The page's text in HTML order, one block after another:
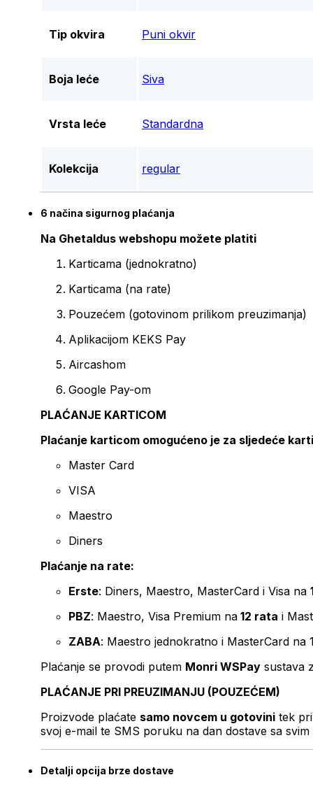
Tip okvira Puni okvir
Boja leće Siva
Vrsta leće Standardna
Kolekcija regular
6 načina sigurnog plaćanja
Na Ghetaldus webshopu možete platiti
Karticama (jednokratno)
Karticama (na rate)
Pouzećem (gotovinom prilikom preuzimanja)
Aplikacijom KEKS Pay
Aircashom
Google Pay-om
PLAĆANJE KARTICOM
Plaćanje karticom omogućeno je za sljedeće
Master Card
VISA
Maestro
Diners
Plaćanje na rate:
Erste: Diners, Maestro, MasterCard i Visa na
PBZ: Maestro, Visa Premium na 12 rata i
ZABA: Maestro jednokratno i MasterCard na
Plaćanje se provodi putem Monri WSPay sustava
PLAĆANJE PRI PREUZIMANJU (POUZEĆEM)
Proizvode plaćate samo novcem u gotovini tek
svoj e-mail te SMS poruku na dan dostave sa svim
Detalji opcija brze dostave